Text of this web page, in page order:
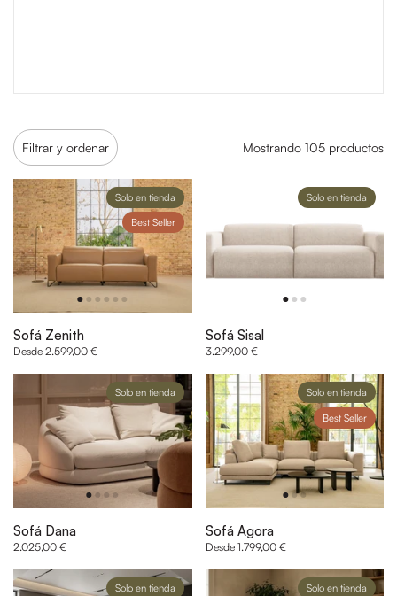
Filtrar y ordenar Mostrando 105 productos
Sofá Zenith
Desde 2.599,00 €
Solo en tienda
Best Seller
Sofá Sisal
3.299,00 €
Solo en tienda
Sofá Dana
2.025,00 €
Solo en tienda
Sofá Agora
Desde 1.799,00 €
Solo en tienda
Best Seller
Solo en tienda Solo en tienda